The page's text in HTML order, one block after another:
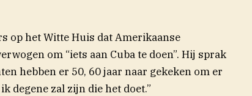
op het Witte Huis dat Amerikaanse
om “iets aan Cuba te doen”. Hij sprak
hebben er 50, 60 jaar naar gekeken om er
degene zal zijn die het doet.”